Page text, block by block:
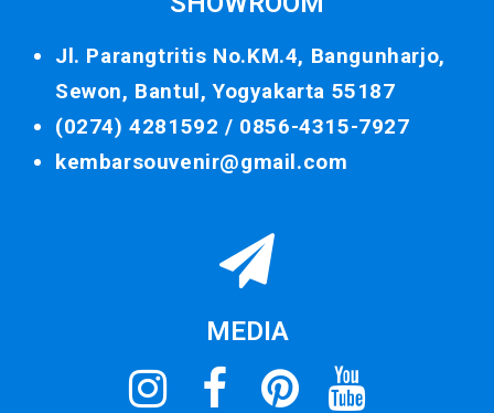
Jl. Parangtritis No.KM.4, Bangunharjo,
Sewon, Bantul, Yogyakarta 55187
(0274) 4281592 / 0856-4315-7927
kembarsouvenir@gmail.com
MEDIA